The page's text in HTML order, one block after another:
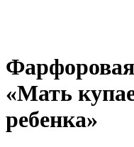
Фарфоровая
«Мать
ребенка»